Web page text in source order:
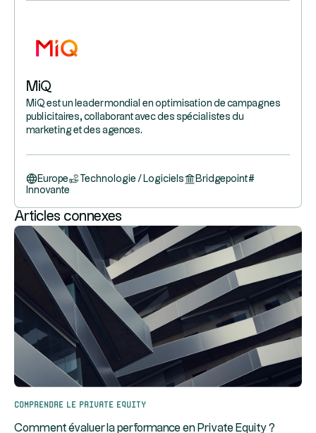
MiQ
MiQ est un leader mondial en optimisation de campagnes
publicitaires, collaborant avec des spécialistes du
marketing et des agences.
Europe Technologie / Logiciels Bridgepoint#
Innovante
Articles connexes
Comprendre le Private Equity
Comment évaluer la performance en Private Equity ?